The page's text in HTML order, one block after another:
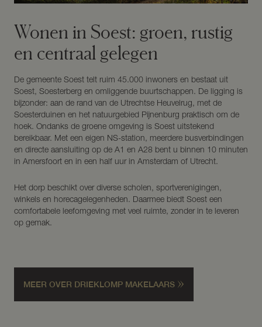
Wonen in Soest: groen, rustig
en centraal gelegen
De gemeente Soest telt ruim 45.000 inwoners en bestaat uit
Soest, Soesterberg en omliggende buurtschappen. De ligging is
bijzonder: aan de rand van de Utrechtse Heuvelrug, met de
Soesterduinen en het natuurgebied Pijnenburg praktisch om de
hoek. Ondanks de groene omgeving is Soest uitstekend
bereikbaar. Met een eigen NS-station, meerdere busverbindingen
en directe aansluiting op de A1 en A28 bent u binnen 10 minuten
in Amersfoort en in een half uur in Amsterdam of Utrecht.
Het dorp beschikt over diverse scholen, sportverenigingen,
winkels en horecagelegenheden. Daarmee biedt Soest een
comfortabele leefomgeving met veel ruimte, zonder in te leveren
op gemak.
MEER OVER DRIEKLOMP MAKELAARS